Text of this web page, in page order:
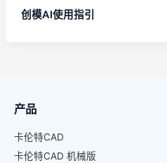
创模AI使用指引
产品
卡伦特CAD
卡伦特CAD 机械版